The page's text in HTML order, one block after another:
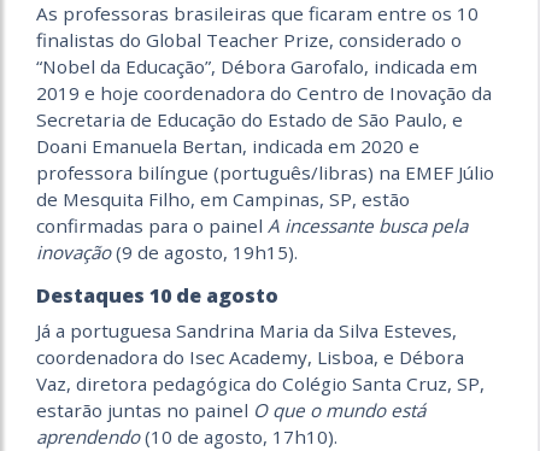
As professoras brasileiras que ficaram entre os 10
finalistas do Global Teacher Prize, considerado o
“Nobel da Educação”, Débora Garofalo, indicada em
2019 e hoje coordenadora do Centro de Inovação da
Secretaria de Educação do Estado de São Paulo, e
Doani Emanuela Bertan, indicada em 2020 e
professora bilíngue (português/libras) na EMEF Júlio
de Mesquita Filho, em Campinas, SP, estão
confirmadas para o painel A incessante busca pela
inovação(9 de agosto, 19h15).
Destaques 10 de agosto
Já a portuguesa Sandrina Maria da Silva Esteves,
coordenadora do Isec Academy, Lisboa, e Débora
Vaz, diretora pedagógica do Colégio Santa Cruz, SP,
estarão juntas no painel O que o mundo está
aprendendo(10 de agosto, 17h10).